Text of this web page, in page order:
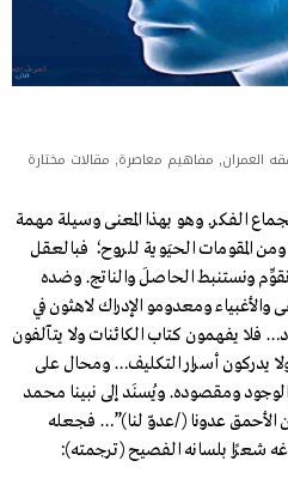
العمران, مفاهيم معاصرة, مقالات مختارة
الفكر. وهو بهذا المعنى وسيلة مهمة
المقومات الحيَوية للروح؛ فبالعقل
ونستنبط الحاصلَ والناتج. وضده
ومعدومو الإدراك لاهثون في
فلا يفهمون كتاب الكائنات ولا يتآلفون
يدركون أسرار التكليف… ومحال على
ومقصوده. ويُسنَد إلى نبينا محمد
الأحمق عدونا (/عدوّ لنا)”… فجعله
شعرًا بلسانه الفصيح (ترجمته):